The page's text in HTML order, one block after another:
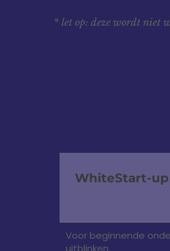
* let op: deze wordt niet
WhiteStart-
Voor beginnende